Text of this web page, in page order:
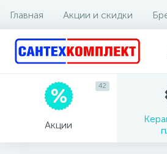
Главная Акции и скидки
Акции
42